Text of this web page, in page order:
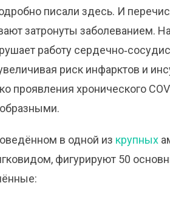
писали здесь. И
затронуты заболеванием.
работу
риск инфарктов и
проявления хронического
в одной из крупных
фигурируют 50